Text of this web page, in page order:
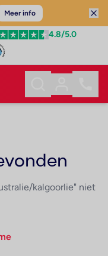
Meer info
4.8/5.0
kalgoorlie" niet